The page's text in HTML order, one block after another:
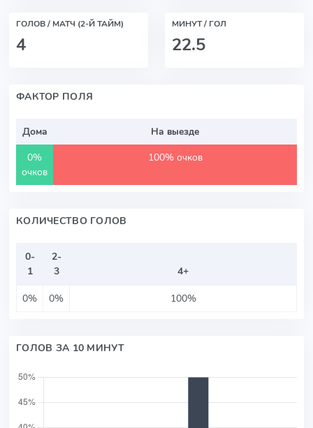
ГОЛОВ / МАТЧ (2-Й ТАЙМ)
4
МИНУТ / ГОЛ
22.5
ФАКТОР ПОЛЯ
Дома
На выезде
0%
очков
100% очков
КОЛИЧЕСТВО ГОЛОВ
0-
1
2-
3
4+
0%
0% 100%
ГОЛОВ ЗА 10 МИНУТ